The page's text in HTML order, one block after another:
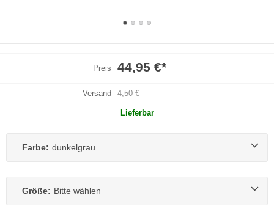
Preis 44,95 €*
Versand 4,50 €
Lieferbar
Farbe: dunkelgrau
Größe: Bitte wählen